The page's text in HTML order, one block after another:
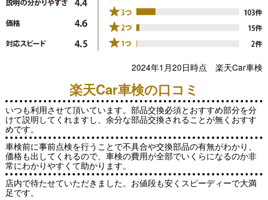
2024年1月20日時点 楽天Car車検
楽天Car車検の口コミ
いつも利用させて頂いています。部品交換必須とおすすめ部分を分
けて説明してくれますし、余分な部品交換されることが無くおすす
めです。
車検前に事前点検を行うことで不具合や交換部品の有無がわかり、
価格も出してくれるので、車検の費用が全部でいくらになるのか非
常にわかりやすくて助かります。
店内で待たせていただきました。お値段も安くスピーディーで大満
足です。